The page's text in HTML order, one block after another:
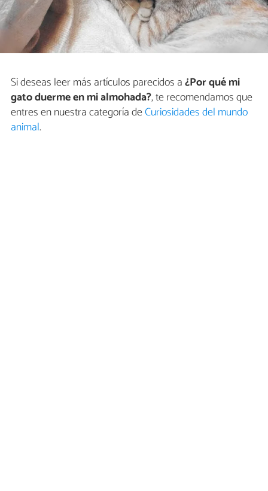
Si deseas leer más artículos parecidos a¿Por qué mi
gato duerme en mi almohada?, te recomendamos que
entres en nuestra categoría deCuriosidades del mundo
animal.